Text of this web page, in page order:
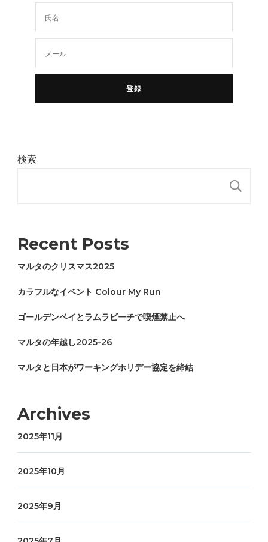
検索
Recent Posts
マルタのクリスマス2025
カラフルなイベント Colour My Run
ゴールデンベイとラムラビーチで喫煙禁止へ
マルタの年越し2025-26
マルタと日本がワーキングホリデー協定を締結
Archives
2025年11月
2025年10月
2025年9月